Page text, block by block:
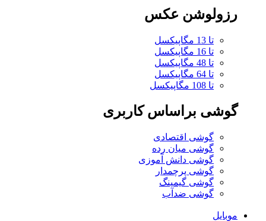
رزولوشن عکس
تا 13 مگاپیکسل
تا 16 مگاپیکسل
تا 48 مگاپیکسل
تا 64 مگاپیکسل
تا 108 مگاپیکسل
گوشی براساس کاربری
گوشی اقتصادی
گوشی میان رده
گوشی دانش آموزی
گوشی پرچمدار
گوشی گیمینگ
گوشی ضدآب
موبایل